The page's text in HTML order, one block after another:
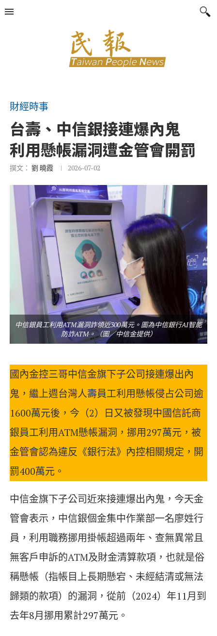
財經時事
台壽、中信銀接連爆內鬼
利用懸帳漏洞遭金管會開罰
撰文： 劉 曉霞 2026-07-02
中信銀員工利用ATM漏洞詐領近300萬元。圖為中信銀行AI智能
防詐ATM。（圖／中信金提供）
國內金控三哥中信金旗下子公司接連爆出內
鬼，繼上週台灣人壽員工利用懸帳侵占公司逾
1600萬元後，今（2）日又被發現中國信託商
銀員工利用ATM懸帳漏洞，挪用297萬元，被
金管會認為違反《銀行法》內控相關規定，開
罰400萬元。
中信金旗下子公司近來接連爆出內鬼，今天金
管會表示，中信銀個金集中作業部一名廖姓行
員，利用職務挪用掛帳超過兩年、查無異常且
無客戶申訴的ATM及財金清算款項，也就是俗
稱懸帳（指帳目上長期懸宕、未經結清或無法
歸類的款項）的漏洞，從前（2024）年11月到
去年8月挪用累計297萬元。